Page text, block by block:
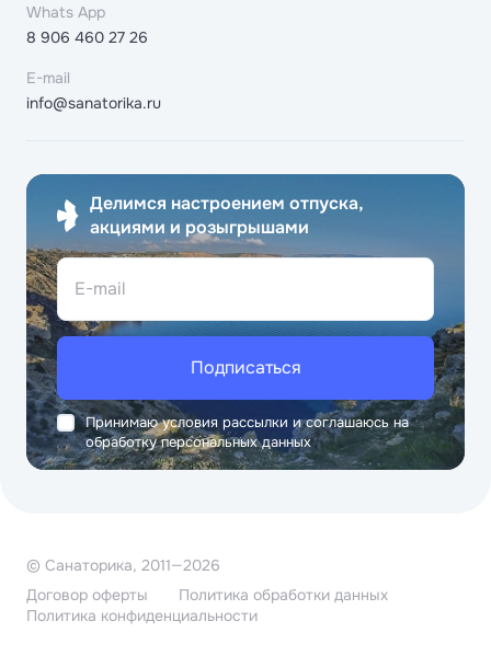
Whats App
8 906 460 27 26
E-mail
info@sanatorika.ru
Делимся настроением отпуска,
акциями и розыгрышами
E-mail
Подписаться
Принимаю условия рассылки и соглашаюсь на
обработку персональных данных
© Санаторика, 2011—2026
Договор оферты
Политика обработки данных
Политика конфиденциальности